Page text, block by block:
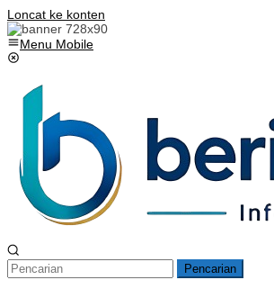
Loncat ke konten
Menu Mobile
Pencarian